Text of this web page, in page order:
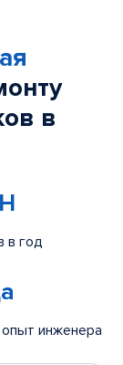
в
в год
инженера